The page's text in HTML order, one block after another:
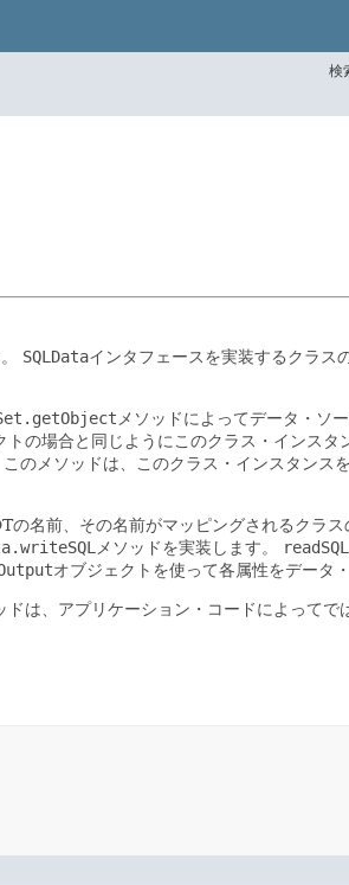
検
SQLDataインタフェースを実装するクラス
メソッドによってデータ・ソ
の場合と同じようにこのクラス・インスタ
のメソッドは、このクラス・インスタンス
名前、その名前がマッピングされるクラ
メソッドを実装します。 readSQL
オブジェクトを使って各属性をデータ
ドは、アプリケーション・コードによってで